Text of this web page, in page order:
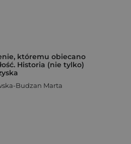
któremu obiecano
Historia (nie tylko)
Budzan Marta